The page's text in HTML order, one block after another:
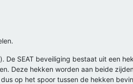
De SEAT beveiliging bestaat uit een
Deze hekken worden aan beide
op het spoor tussen de hekken